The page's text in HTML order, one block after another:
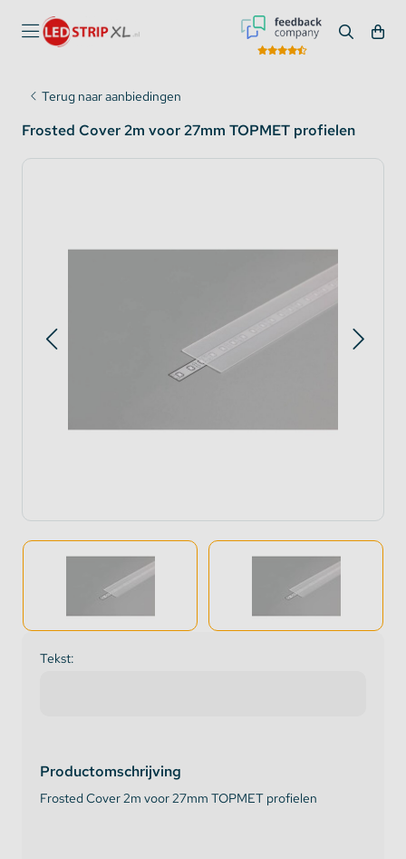
Terug naar aanbiedingen
Frosted Cover 2m voor 27mm TOPMET profielen
Tekst:
Productomschrijving
Frosted Cover 2m voor 27mm TOPMET profielen